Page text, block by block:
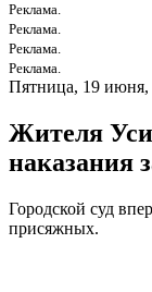
Реклама.
Реклама.
Реклама.
Реклама.
Пятница, 19 июня,
Жителя
наказания
Городской суд
присяжных.